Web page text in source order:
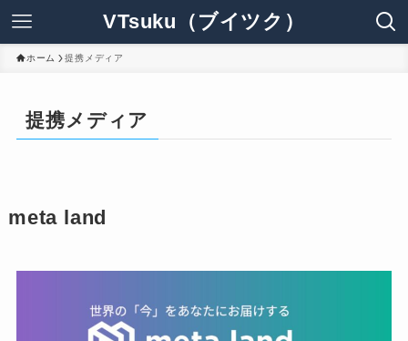
VTsuku（ブイツク）
ホーム 提携メディア
提携メディア
meta land